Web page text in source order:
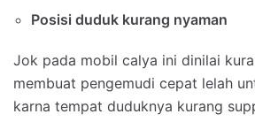
Posisi duduk kurang nyaman
Jok pada mobil calya ini dinilai
membuat pengemudi cepat lelah
karna tempat duduknya kurang